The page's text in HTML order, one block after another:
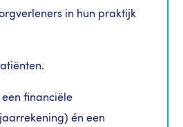
in hun praktijk
een financiële
én een